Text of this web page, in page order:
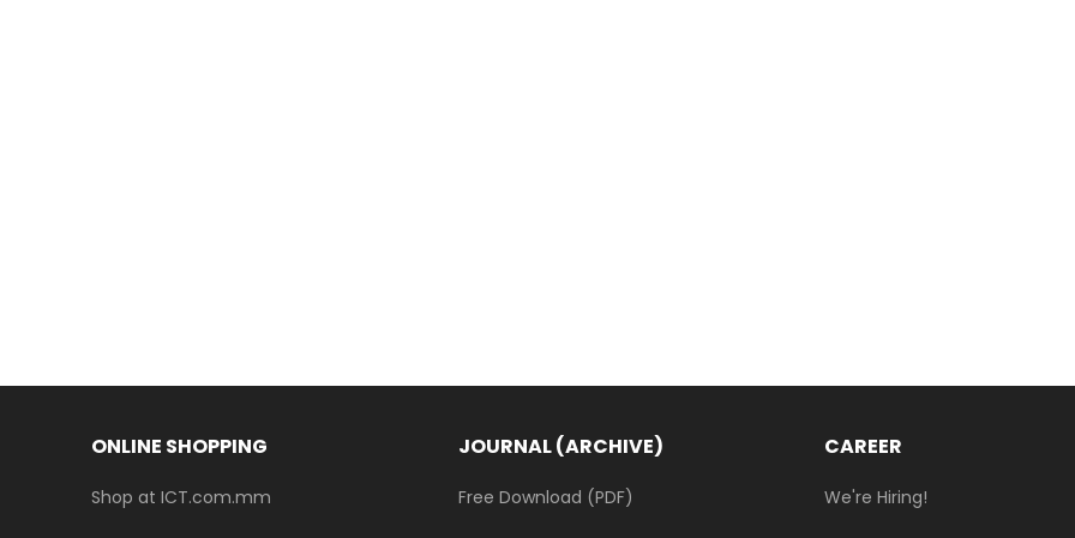
ONLINE SHOPPING
Shop at ICT.com.mm
JOURNAL (ARCHIVE)
Free Download (PDF)
CAREER
We're Hiring!